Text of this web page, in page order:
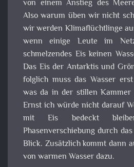
und Grönlands thront auf
erst noch verdrängt werden,
schlummert. Und mal im
Wetten, dass die Polkappen
haben die
ganz im Blick. Zusätzlich
Ausdehnung von warmen
Simulation des
Wir wissen, dass der
wissen auch, dass eine